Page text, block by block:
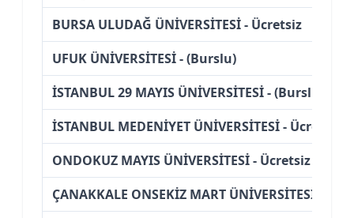
BURSA ULUDAĞ ÜNİVERSİTESİ - Ücretsiz
UFUK ÜNİVERSİTESİ - (Burslu)
İSTANBUL 29 MAYIS ÜNİVERSİTESİ - (Burslu)
İSTANBUL MEDENİYET ÜNİVERSİTESİ - Ücretsiz
ONDOKUZ MAYIS ÜNİVERSİTESİ - Ücretsiz
ÇANAKKALE ONSEKİZ MART ÜNİVERSİTESİ -